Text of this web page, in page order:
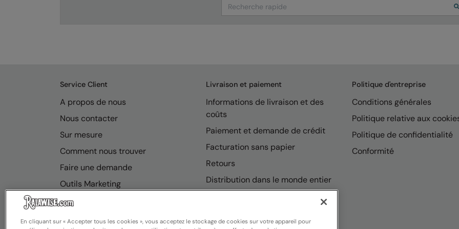
Search
Service Client
A propos de nous
Nous contacter
Sur mesure
Comment nous trouver
Faire une demande
Outils Marketing
FAQ
Livraison et paiement
Informations de livraison et des
coûts
Paiement et demande de crédit
Facturation sans papier
Retours
Distribution dans le monde entier
Politique d'entreprise
Conditions générales
Politique relative aux
Politique de confidentialité
Conformité
En cliquant sur « Accepter tous les cookies », vous acceptez le stockage de cookies sur votre appareil pour